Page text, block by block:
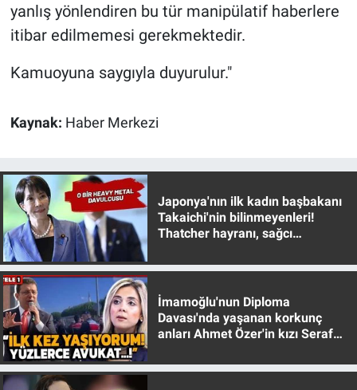
yanlış yönlendiren bu tür manipülatif haberlere
itibar edilmemesi gerekmektedir.
Kamuoyuna saygıyla duyurulur."
Kaynak: Haber Merkezi
Japonya'nın ilk kadın başbakanı
Takaichi'nin bilinmeyenleri!
Thatcher hayranı, sağcı
İmamoğlu'nun Diploma
Davası'nda yaşanan korkunç
anları Ahmet Özer'in kızı Seraf